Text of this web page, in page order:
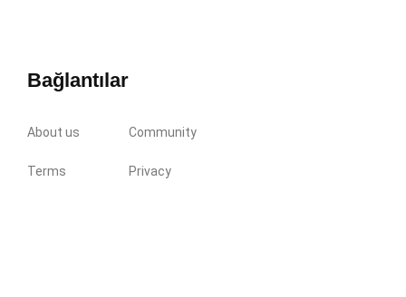
Bağlantılar
About us Community
Terms Privacy